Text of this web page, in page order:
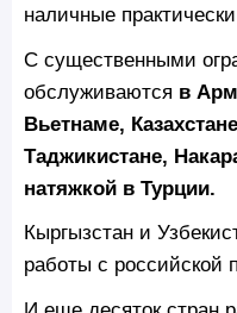
наличные
С существенными
обслуживаются в
Вьетнаме,
Таджикистане,
натяжкой в Турции.
Кыргызстан и
работы с российской